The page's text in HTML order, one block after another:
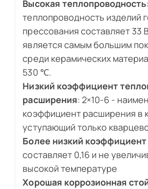
Высокая теплопроводность:
теплопроводность изделий
прессования составляет 33
является самым большим
среди керамических
530 ℃.
Низкий коэффициент
расширения: 2×10-6 -
коэффициент расширения в
уступающий только
Более низкий
составляет 0,16 и не
высокой температуре
Хорошая коррозионная